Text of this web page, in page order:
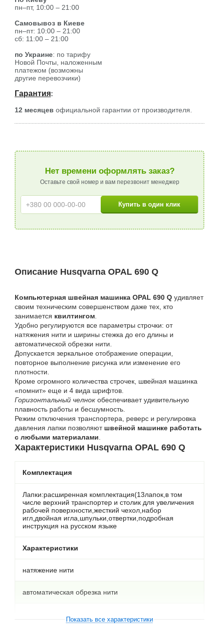
пн–пт, 10:00 – 21:00
Самовывоз в Киеве
пн–пт: 10:00 – 21:00
сб: 11:00 – 21:00
по Украине: по тарифу
Новой Почты, наложенным
платежом (возможны
другие перевозчики)
Гарантия:
12 месяцев официальной гарантии от производителя.
Нет времени оформлять заказ?
Оставьте свой номер и вам перезвонит менеджер
Описание Husqvarna OPAL 690 Q
Компьютерная швейная машинка OPAL 690 Q удивляет
своим техническим совершенством даже тех, кто
занимается квилтингом.
Удобно регулируются все параметры строчки: от
натяжения нити и ширины стежка до его длины и
автоматической обрезки нити.
Допускается зеркальное отображение операции,
повторное выполнение рисунка или изменение его
плотности.
Кроме огромного количества строчек, швейная машинка
«помнит» еще и 4 вида шрифтов.
Горизонтальный челнок обеспечивает удивительную
плавность работы и бесшумность.
Режим отключения транспортера, реверс и регулировка
давления лапки позволяют швейной машинке работать
с любыми материалами.
Характеристики Husqvarna OPAL 690 Q
Комплектация
Лапки:расширенная комплектация(13лапок,в том
числе верхний транспортер и столик для увеличения
рабочей поверхности,жесткий чехол,набор
игл,двойная игла,шпульки,отвертки,подробная
инструкция на русском языке
Характеристики
натяжение нити
автоматическая обрезка нити
Показать все характеристики